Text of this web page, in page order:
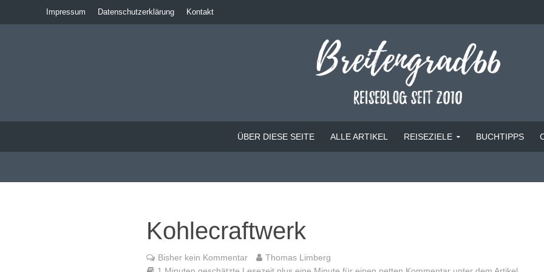
Impressum Datenschutzerklärung Kontakt
ÜBER DIESE SEITE ALLE ARTIKEL REISEZIELE BUCHTIPPS
Kohlecraftwerk
Bisher kein Kommentar
Thomas Limberg